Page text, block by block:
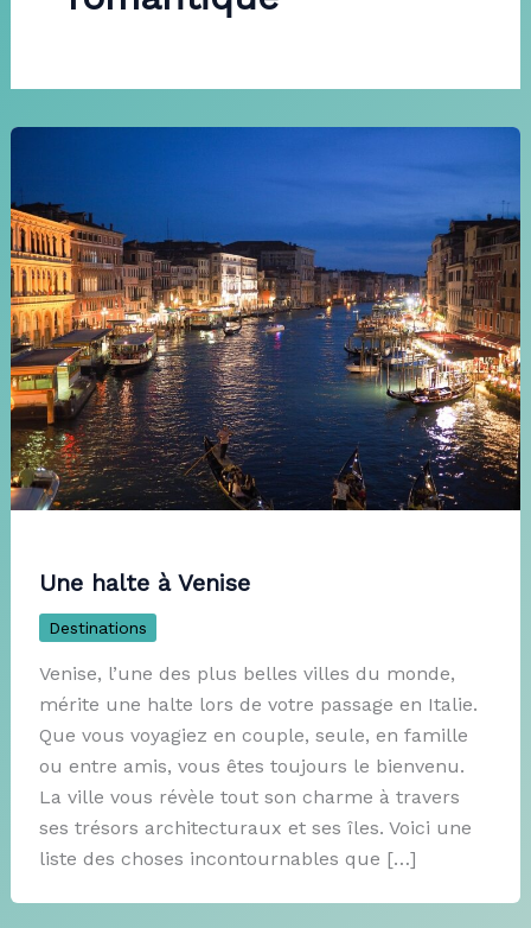
Une halte à Venise
Destinations
Venise, l’une des plus belles villes du monde,
mérite une halte lors de votre passage en Italie.
Que vous voyagiez en couple, seule, en famille
ou entre amis, vous êtes toujours le bienvenu.
La ville vous révèle tout son charme à travers
ses trésors architecturaux et ses îles. Voici une
liste des choses incontournables que […]